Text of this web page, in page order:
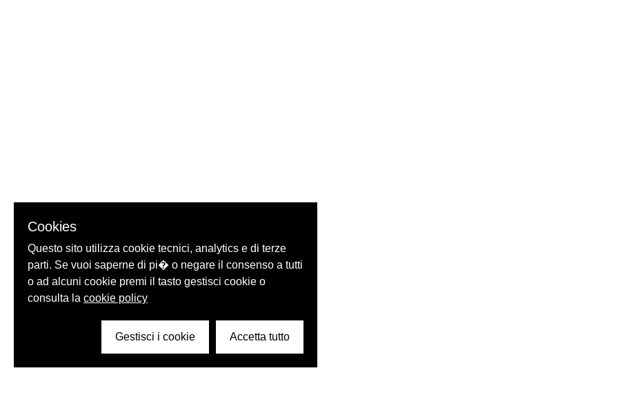
Cookies
Questo sito utilizza cookie tecnici, analytics e di terze
parti. Se vuoi saperne di pi� o negare il consenso a tutti
o ad alcuni cookie premi il tasto gestisci cookie o
consulta la cookie policy
Gestisci i cookie Accetta tutto